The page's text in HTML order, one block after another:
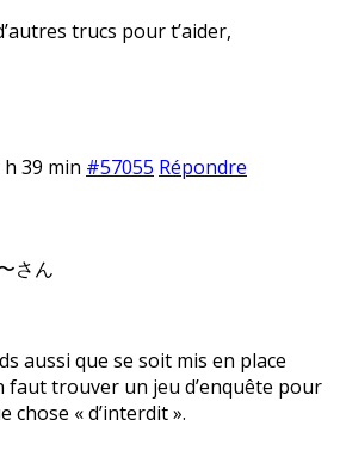
trucs pour t’aider,
h 39 min #57055 Répondre
さん
aussi que se soit mis en place
faut trouver un jeu d’enquête pour
chose « d’interdit ».